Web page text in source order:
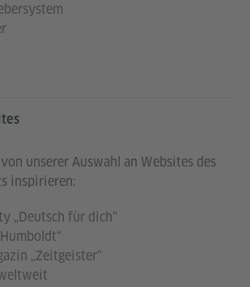
unserer Auswahl an Websites des
inspirieren:
„Deutsch für dich“
„Zeitgeister"